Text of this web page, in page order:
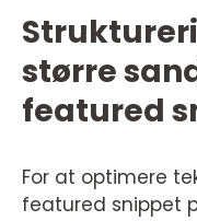
større
featured
For at optimere
featured snippet